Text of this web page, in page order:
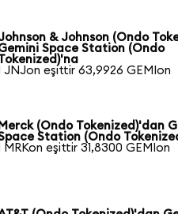
& Johnson (Ondo
Space Station (Ondo
JNJon eşittir 63,9926 GEMIon
Merck (Ondo Tokenized)'dan
Station (Ondo
MRKon eşittir 31,8300 GEMIon